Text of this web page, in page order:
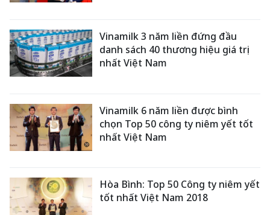
Vinamilk 3 năm liền đứng đầu
danh sách 40 thương hiệu giá trị
nhất Việt Nam
Vinamilk 6 năm liền được bình
chọn Top 50 công ty niêm yết tốt
nhất Việt Nam
Hòa Bình: Top 50 Công ty niêm yết
tốt nhất Việt Nam 2018